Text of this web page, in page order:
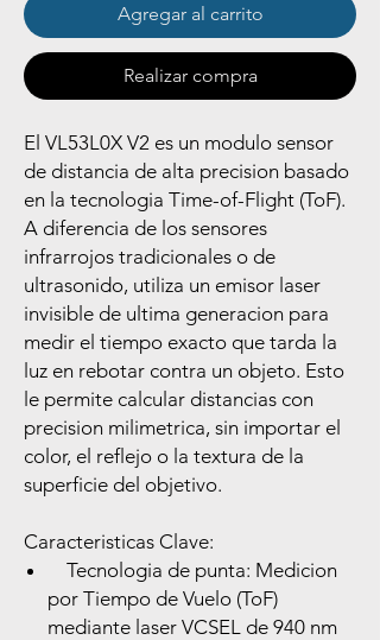
Agregar al carrito
Realizar compra
El VL53L0X V2 es un modulo sensor
de distancia de alta precision basado
en la tecnologia Time-of-Flight (ToF).
A diferencia de los sensores
infrarrojos tradicionales o de
ultrasonido, utiliza un emisor laser
invisible de ultima generacion para
medir el tiempo exacto que tarda la
luz en rebotar contra un objeto. Esto
le permite calcular distancias con
precision milimetrica, sin importar el
color, el reflejo o la textura de la
superficie del objetivo.
Caracteristicas Clave:
Tecnologia de punta: Medicion
por Tiempo de Vuelo (ToF)
mediante laser VCSEL de 940 nm